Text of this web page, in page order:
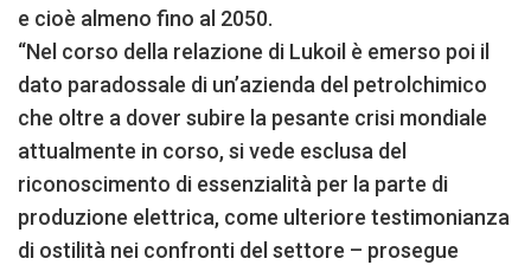
e cioè almeno fino al 2050.
“Nel corso della relazione di Lukoil è emerso poi il
dato paradossale di un’azienda del petrolchimico
che oltre a dover subire la pesante crisi mondiale
attualmente in corso, si vede esclusa del
riconoscimento di essenzialità per la parte di
produzione elettrica, come ulteriore testimonianza
di ostilità nei confronti del settore – prosegue